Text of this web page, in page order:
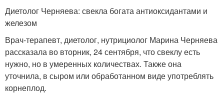
Диетолог Черняева: свекла богата антиоксидантами и
железом
Врач-терапевт, диетолог, нутрициолог Марина Черняева
рассказала во вторник, 24 сентября, что свеклу есть
нужно, но в умеренных количествах. Также она
уточнила, в сыром или обработанном виде употреблять
корнеплод.